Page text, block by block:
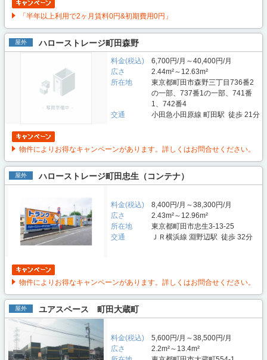
「半年以上利用で2ヶ月賃料0円&初期費用0円」
屋外 ハローストレージ町田森野
料金(税込)
6,700円/月～40,400円/月
広さ
2.44m²～12.63m²
所在地
東京都町田市森野三丁目736番2
の一部、737番1の一部、741番
1、742番4
交通
小田急小田原線 町田駅 徒歩 21分
物件によりお得なキャンペーンがあります。詳しくはお問合せください。
屋外 ハローストレージ町田忠生（コンテナ）
料金(税込)
8,400円/月～38,300円/月
広さ
2.43m²～12.96m²
所在地
東京都町田市忠生3-13-25
交通
ＪＲ横浜線 淵野辺駅 徒歩 32分
物件によりお得なキャンペーンがあります。詳しくはお問合せください。
屋外 ユアスペース 町田大蔵町
料金(税込)
5,600円/月～38,500円/月
広さ
2.2m²～13.4m²